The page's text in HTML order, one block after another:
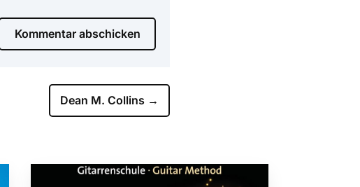
Kommentar abschicken
Dean M. Collins →